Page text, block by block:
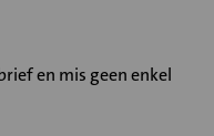
en mis geen enkel